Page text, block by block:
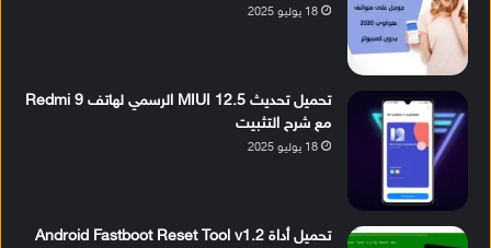
18 يوليو 2025
تحميل تحديث MIUI 12.5 الرسمي لهاتف Redmi 9
مع شرح التثبيت
18 يوليو 2025
تحميل أداة Android Fastboot Reset Tool v1.2